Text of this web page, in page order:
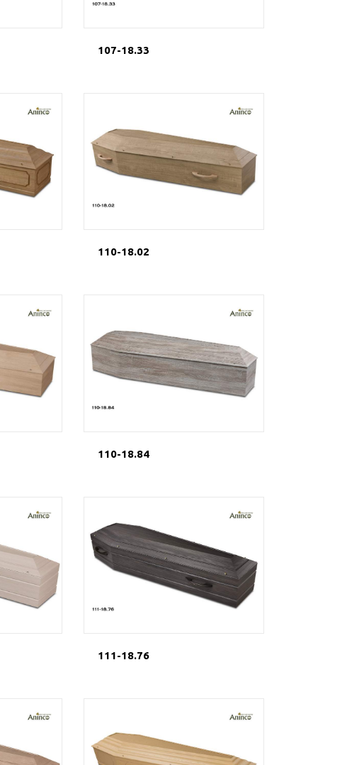
107-18.33
110-18.02
110-18.84
111-18.76